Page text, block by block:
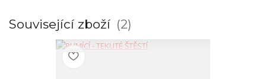
Související zboží 2